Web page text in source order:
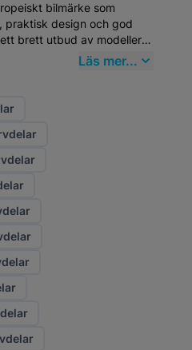
bilmärke som
praktisk design och god
brett utbud av modeller –
till rymliga familjebilar och
är det viktigt att
Läs mer...